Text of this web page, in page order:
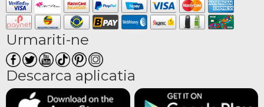
Urmariti-ne
Descarca aplicatia